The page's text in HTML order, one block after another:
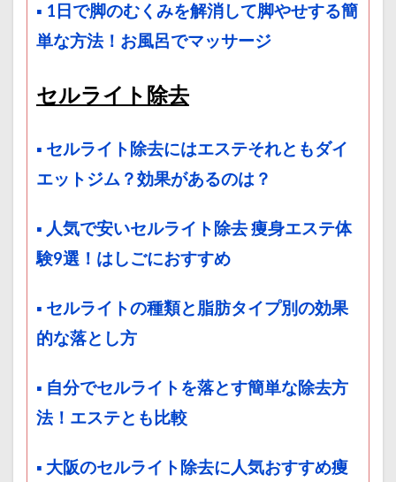
▪ 1日で脚のむくみを解消して脚やせする簡
単な方法！お風呂でマッサージ
セルライト除去
▪ セルライト除去にはエステそれともダイ
エットジム？効果があるのは？
▪ 人気で安いセルライト除去 痩身エステ体
験9選！はしごにおすすめ
▪ セルライトの種類と脂肪タイプ別の効果
的な落とし方
▪ 自分でセルライトを落とす簡単な除去方
法！エステとも比較
▪ 大阪のセルライト除去に人気おすすめ痩